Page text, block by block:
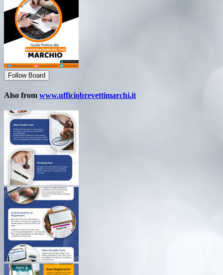
Follow Board
Also from www.ufficiobrevettimarchi.it